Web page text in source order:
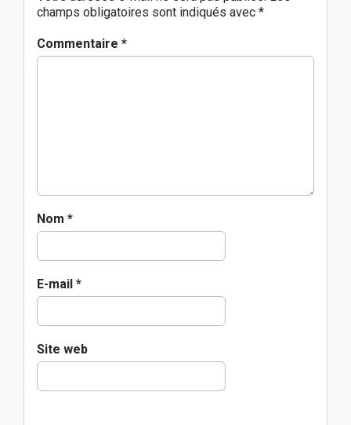
t
o
n
champs obligatoires sont indiqués avec *
Commentaire *
Nom *
E-mail *
Site web